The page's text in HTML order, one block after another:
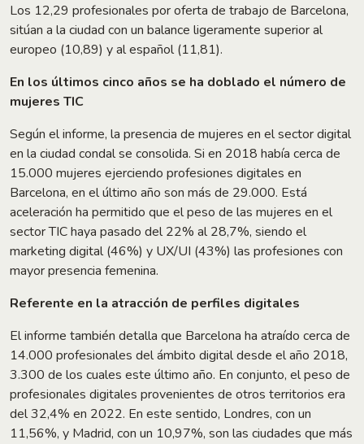
Los 12,29 profesionales por oferta de trabajo de Barcelona,
sitúan a la ciudad con un balance ligeramente superior al
europeo (10,89) y al español (11,81).
En los últimos cinco años se ha doblado el número de
mujeres TIC
Según el informe, la presencia de mujeres en el sector digital
en la ciudad condal se consolida. Si en 2018 había cerca de
15.000 mujeres ejerciendo profesiones digitales en
Barcelona, en el último año son más de 29.000. Está
aceleración ha permitido que el peso de las mujeres en el
sector TIC haya pasado del 22% al 28,7%, siendo el
marketing digital (46%) y UX/UI (43%) las profesiones con
mayor presencia femenina.
Referente en la atracción de perfiles digitales
El informe también detalla que Barcelona ha atraído cerca de
14.000 profesionales del ámbito digital desde el año 2018,
3.300 de los cuales este último año. En conjunto, el peso de
profesionales digitales provenientes de otros territorios era
del 32,4% en 2022. En este sentido, Londres, con un
11,56%, y Madrid, con un 10,97%, son las ciudades que más